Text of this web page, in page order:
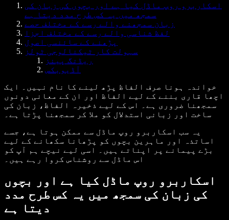
اسکاربرو روپ ماڈل کیا ہے اور بچوں کی زبان کی
سمجھ میں یہ کس طرح مدد دیتا ہے
زبان سمجھنے والے رسے کے مختلف حصے
لفظ شناسی والے رسے کے مختلف اجزا
پڑھنے کے سائنسی اصول
سہولت کار ٹیکنالوجی ٹولز
ریڈنگ پینز
آڈیوبکس
خواندہ ہونا صرف الفاظ پڑھ لینے کا نام نہیں۔ ایک
اچھا قاری بننے کے لیے الفاظ اور ان کے معانی دونوں
سمجھنا ضروری ہے۔ اس کے لیے ذخیرہ الفاظ، زبان کی
ساخت اور زبانی استدلال کو ملا کر سمجھنا پڑتا ہے۔
یہ سب اسکاربرو روپ ماڈل سے ممکن ہوتا ہے، جسے
اساتذہ اور ماہرین بچوں کو پڑھانا سکھانے کے لیے
بڑے پیمانے پر اپناتے ہیں۔ اسی لیے نیچے ہم آپ کو
اس ماڈل سے روشناس کروا رہے ہیں۔
اسکاربرو روپ ماڈل کیا ہے اور بچوں
کی زبان کی سمجھ میں یہ کس طرح مدد
دیتا ہے